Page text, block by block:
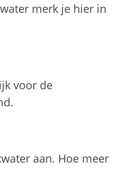
merk je hier in
voor de
aan. Hoe meer